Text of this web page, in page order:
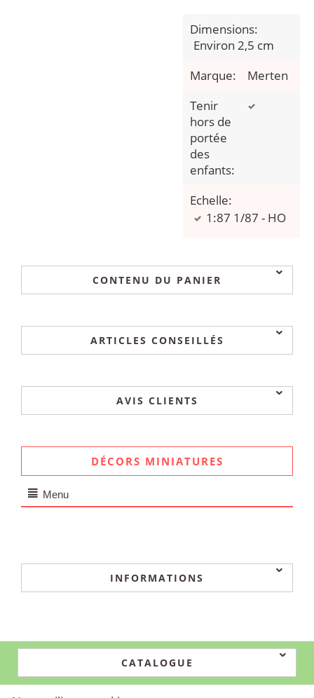
Dimensions:
Environ 2,5 cm
Marque:
Merten
Tenir
hors de
portée
des
enfants:
Echelle:
1:87 1/87 - HO
CONTENU DU PANIER
ARTICLES CONSEILLÉS
AVIS CLIENTS
DÉCORS MINIATURES
Menu
INFORMATIONS
CATALOGUE